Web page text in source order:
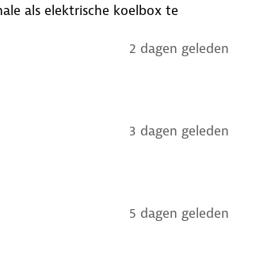
als elektrische koelbox te
2 dagen geleden
3 dagen geleden
5 dagen geleden